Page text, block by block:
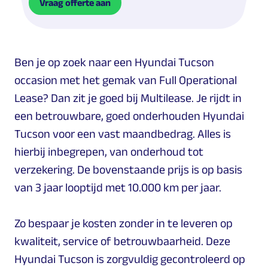
Vraag offerte aan
Ben je op zoek naar een Hyundai Tucson
occasion met het gemak van Full Operational
Lease? Dan zit je goed bij Multilease. Je rijdt in
een betrouwbare, goed onderhouden Hyundai
Tucson voor een vast maandbedrag. Alles is
hierbij inbegrepen, van onderhoud tot
verzekering. De bovenstaande prijs is op basis
van 3 jaar looptijd met 10.000 km per jaar.
Zo bespaar je kosten zonder in te leveren op
kwaliteit, service of betrouwbaarheid. Deze
Hyundai Tucson is zorgvuldig gecontroleerd op